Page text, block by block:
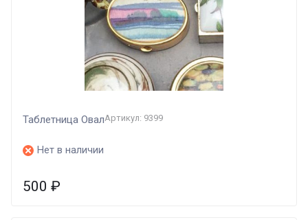
Таблетница ОвалАртикул: 9399
Нет в наличии
500 ₽